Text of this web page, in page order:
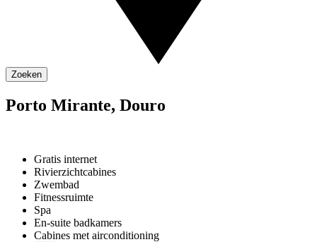
Zoeken
Porto Mirante, Douro
Gratis internet
Rivierzichtcabines
Zwembad
Fitnessruimte
Spa
En-suite badkamers
Cabines met airconditioning